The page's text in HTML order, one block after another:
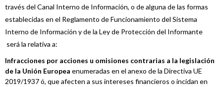
través del Canal Interno de Información, o de alguna de las formas
establecidas en el Reglamento de Funcionamiento del Sistema
Interno de Información y de la Ley de Protección del Informante
será la relativa a:
Infracciones por acciones u omisiones contrarias a la legislación
de la Unión Europea enumeradas en el anexo de la Directiva UE
2019/1937 ó, que afecten a sus intereses financieros o incidan en